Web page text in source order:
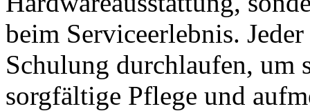
beim Serviceerlebnis.
Schulung durchlaufen, um
sorgfältige Pflege und